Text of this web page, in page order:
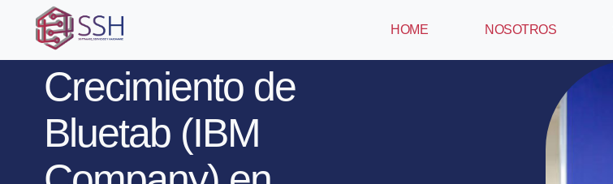
HOME NOSOTROS
Crecimiento de
Bluetab (IBM